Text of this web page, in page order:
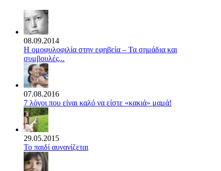
08.09.2014
Η ομοφυλοφιλία στην εφηβεία – Τα σημάδια και
συμβουλές...
07.08.2016
7 λόγοι που είναι καλό να είστε «κακιά» μαμά!
29.05.2015
Το παιδί αυνανίζεται